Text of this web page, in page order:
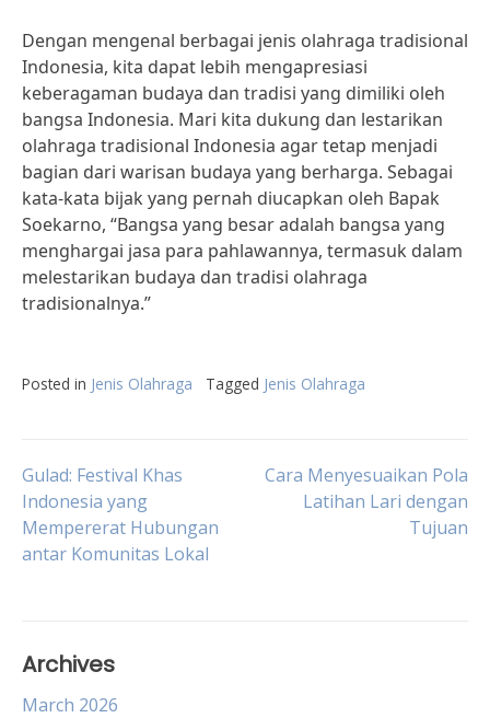
Dengan mengenal berbagai jenis olahraga tradisional
Indonesia, kita dapat lebih mengapresiasi
keberagaman budaya dan tradisi yang dimiliki oleh
bangsa Indonesia. Mari kita dukung dan lestarikan
olahraga tradisional Indonesia agar tetap menjadi
bagian dari warisan budaya yang berharga. Sebagai
kata-kata bijak yang pernah diucapkan oleh Bapak
Soekarno, “Bangsa yang besar adalah bangsa yang
menghargai jasa para pahlawannya, termasuk dalam
melestarikan budaya dan tradisi olahraga
tradisionalnya.”
Posted in Jenis Olahraga Tagged Jenis Olahraga
Post
navigation
Gulad: Festival Khas
Indonesia yang
Mempererat Hubungan
antar Komunitas Lokal
Cara Menyesuaikan Pola
Latihan Lari dengan
Tujuan
Archives
March 2026